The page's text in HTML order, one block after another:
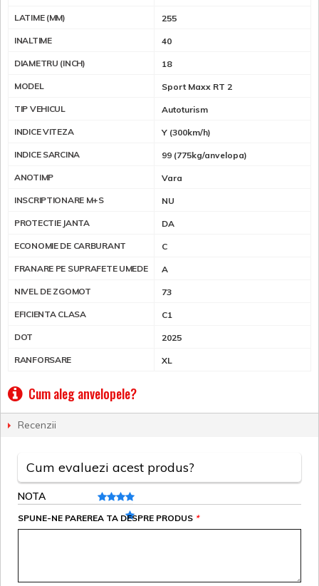
LATIME (MM) 255
INALTIME 40
DIAMETRU (INCH) 18
MODEL Sport Maxx RT 2
TIP VEHICUL Autoturism
INDICE VITEZA Y (300km/h)
INDICE SARCINA 99 (775kg/anvelopa)
ANOTIMP Vara
INSCRIPTIONARE M+S NU
PROTECTIE JANTA DA
ECONOMIE DE CARBURANT C
FRANARE PE SUPRAFETE UMEDE A
NIVEL DE ZGOMOT 73
EFICIENTA CLASA C1
DOT 2025
RANFORSARE XL
Cum aleg anvelopele?
Recenzii
Cum evaluezi acest produs?
NOTA
*
SPUNE-NE PAREREA TA DESPRE PRODUS